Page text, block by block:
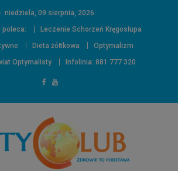
niedziela, 09 sierpnia, 2026
poleca:
Leczenie Schorzeń Kręgosłupa
Dieta żółtkowa
Optymalizm
Optymalisty
Infolinia: 881 777 320